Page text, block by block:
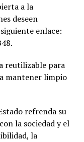
a la
deseen
enlace:
reutilizable para
mantener limpio
refrenda su
la sociedad y el
la